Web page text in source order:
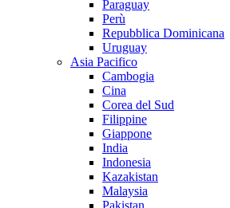
Paraguay
Perù
Repubblica Dominicana
Uruguay
Asia Pacifico
Cambogia
Cina
Corea del Sud
Filippine
Giappone
India
Indonesia
Kazakistan
Malaysia